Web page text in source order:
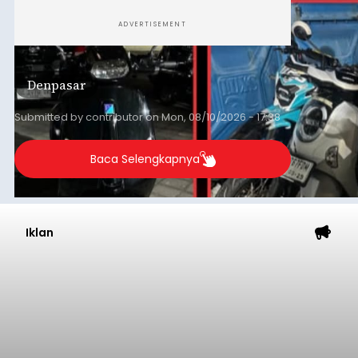
ADVERTISEMENT
Denpasar
Submitted bycontributoronMon, 08/10/2026 - 17:38
Baca Selengkapnya
Iklan